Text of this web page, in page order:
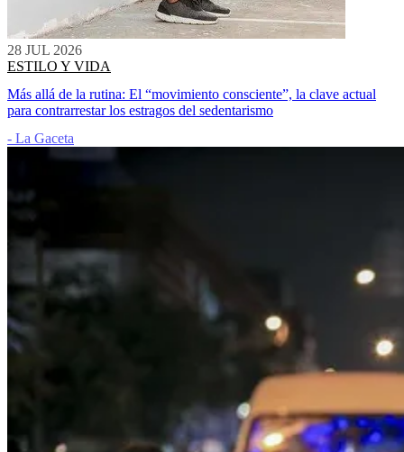
28 JUL 2026
ESTILO Y VIDA
Más allá de la rutina: El “movimiento consciente”, la clave actual
para contrarrestar los estragos del sedentarismo
- La Gaceta